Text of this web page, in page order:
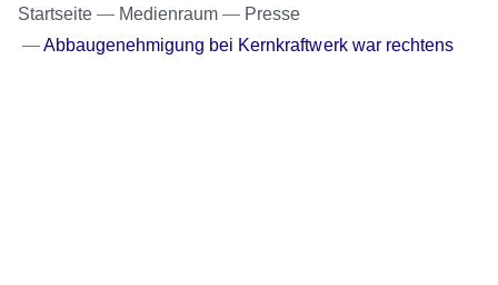
Startseite Medienraum
Presse
Abbaugenehmigung bei Kernkraftwerk war rechtens